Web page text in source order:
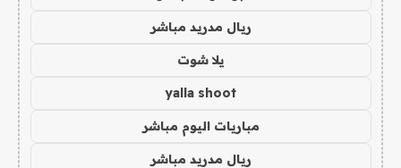
ريال مدريد مباشر
يلا شوت
yalla shoot
مباريات اليوم مباشر
ريال مدريد مباشر